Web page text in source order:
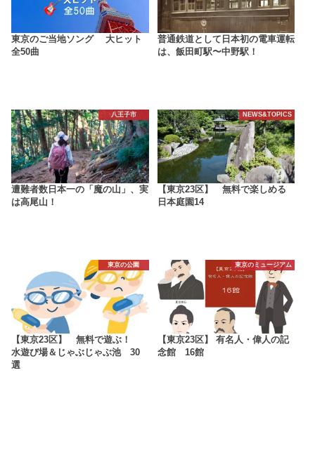
東京のご当地ソング 大ヒット
全50曲
普通鉄道として日本初の電車運転
は、飯田町駅〜中野駅！
八王子市
遭難者数日本一の「魔の山」、実
は高尾山！
NEWS&TOPICS
【東京23区】 無料で楽しめる
日本庭園14
東京の公園
【東京23区】 無料で遊ぶ！
水遊び場＆じゃぶじゃぶ池 30
選
東京のミュージアム
【東京23区】 有名人・偉人の記
念館 16館